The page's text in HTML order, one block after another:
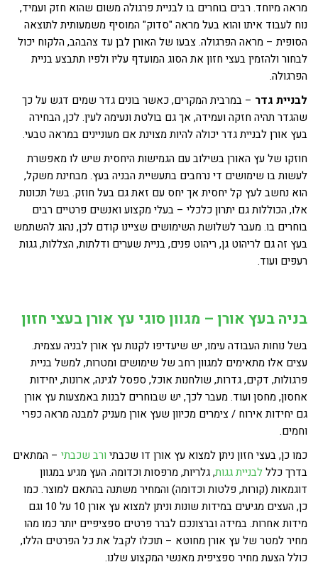
מראה מיוחד. רבים בוחרים בו לבניית פרגולה משום שהוא חזק ועמיד,
נוח לעבוד איתו והוא בעל מראה "סדוק" המוסיף משמעותית לתוצאה
הסופית – מראה הפרגולה. צבעו של האורן לבן עד צהבהב, הלקוח יכול
לבחור ולהזמין בעצי חזון את הסוג המועדף עליו ולפיו תתבצע בניית
הפרגולה.
לבניית גדר – במרבית המקרים, כאשר בונים גדר שמים דגש על כך
שהגדר תהיה חזקה ועמידה, אך גם בולטת ונעימה לעין. לכן, הבחירה
בעץ אורן לבניית גדר יכולה להיות מצוינת אם מעוניינים במראה טבעי.
חוזקו של עץ האורן בשילוב עם הגמישות היחסית שיש לו מאפשרת
לעשות בו שימושים די נרחבים בתעשיית הבניה בעץ. מבחינת משקל,
הוא נחשב לעץ קל יחסית אך יחס עם זאת גם בעל חוזק. בשל תכונות
אלו, הכוללות גם יתרון כלכלי – בעלי מקצוע ואנשים פרטיים רבים
בוחרים בו. מעבר לשלושת השימושים שציינו קודם לכן, נהוג להשתמש
בעץ זה גם לריהוט גן, ריהוט פנים, בניית שערים ודלתות, הצללות, גגות
רעפים ועוד.
בניה בעץ אורן – מגוון סוגי עץ אורן בעצי חזון
בשל נוחות העבודה עימו, יש שיעדיפו לקנות עץ אורן לבניה עצמית.
עצים אלו מתאימים למגוון רחב של שימושים ומטרות, למשל בניית
פרגולות, דקים, גדרות, שולחנות אוכל, ספסל לגינה, ארונות, יחידות
אחסון, מחסן ועוד. מעבר לכך, יש שבוחרים לבנות באמצעות עץ אורן
גם יחידות אירוח / צימרים מכיוון שעץ אורן מעניק למבנה מראה כפרי
וחמים.
כמו כן, בעצי חזון ניתן למצוא עץ אורן דו שכבתי ורב שכבתי – המתאים
בדרך כלללבניית גגות, גלריות, מרפסות וכדומה. העץ מגיע במגוון
דוגמאות (קורות, פלטות וכדומה) והמחיר משתנה בהתאם למוצר. כמו
כן, העצים מגיעים במידות שונות וניתן למצוא עץ אורן 10 על 10 וגם
מידות אחרות. במידה וברצונכם לברר פרטים ספציפיים יותר כמו מהו
מחיר למטר של עץ אורן מחוטא – תוכלו לקבל את כל הפרטים הללו,
כולל הצעת מחיר ספציפית מאנשי המקצוע שלנו.